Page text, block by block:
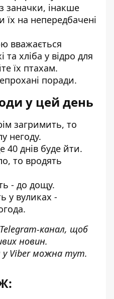
заначки, інакше
їх на непередбачені
вважається
хліба у відро для
їх птахам.
поради.
у цей день
загримить, то
негоду.
днів буде йти.
то вродять
- до дощу.
у вуликах -
Telegram-канал, щоб
новин.
у Viber можна тут.